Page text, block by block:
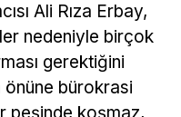
Ali Rıza Erbay,
nedeniyle birçok
gerektiğini
önüne bürokrasi